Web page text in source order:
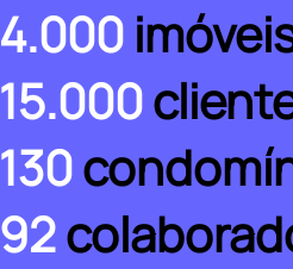
4.000
15.000
130
92